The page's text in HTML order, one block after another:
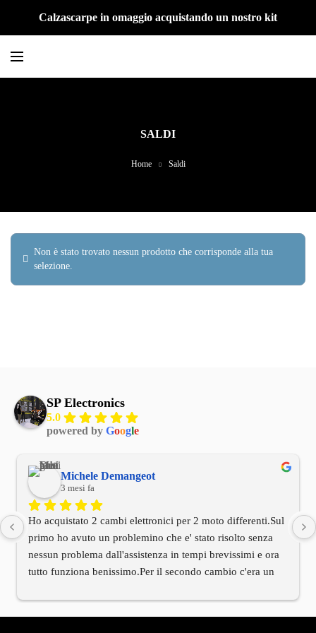
Calzascarpe in omaggio acquistando un nostro kit
SALDI
Home Saldi
Non è stato trovato nessun prodotto che corrisponde alla tua
selezione.
SP Electronics
5.0
powered by Google
Michele Demangeot
3 mesi fa
Ho acquistato 2 cambi elettronici per 2 moto differenti.Sul
primo ho avuto un problemino che e' stato risolto senza
nessun problema dall'assistenza in tempi brevissimi e ora
tutto funziona benissimo.Per il secondo cambio c'era un
contattato l'assistenza tecnica e anche qui in tempi